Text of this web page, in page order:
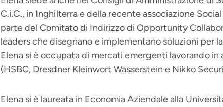
C.i.C., in Inghilterra e della recente associazione
parte del Comitato di Indirizzo di Opportunity
leaders che disegnano e implementano soluzioni per
Elena si è occupata di mercati emergenti lavorando
(HSBC, Dresdner Kleinwort Wasserstein e Nikko
Elena si è laureata in Economia Aziendale alla